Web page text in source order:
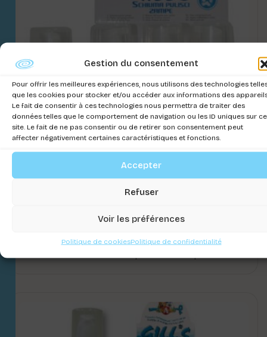
Gestion du consentement
Pour offrir les meilleures expériences, nous utilisons des technologies
que les cookies pour stocker et/ou accéder aux informations des
Le fait de consentir à ces technologies nous permettra de traiter des
données telles que le comportement de navigation ou les ID uniques sur ce
site. Le fait de ne pas consentir ou de retirer son consentement peut
affecter négativement certaines caractéristiques et fonctions.
Accepter
Refuser
Voir les préférences
Politique de cookiesPolitique de confidentialité
GILL’S PATTES MOUSSE DE NETTOYAGE